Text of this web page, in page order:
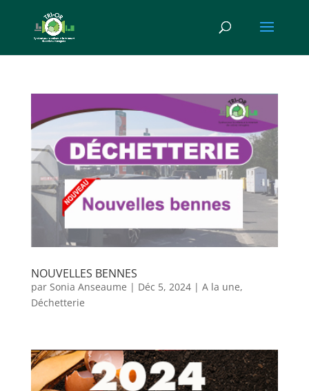
NOUVELLES BENNES
par Sonia Anseaume | Déc 5, 2024| A la une,
Déchetterie